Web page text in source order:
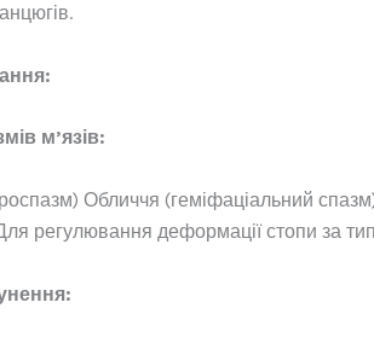
м’язів:
Обличчя (геміфаціальний
регулювання деформації стопи за